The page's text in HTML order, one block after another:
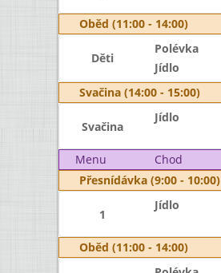
Oběd (11:00 - 14:00)
Děti
Polévka
Jídlo
Svačina (14:00 - 15:00)
Svačina
Jídlo
Menu Chod
Přesnídávka (9:00 - 10:00)
1
Jídlo
Oběd (11:00 - 14:00)